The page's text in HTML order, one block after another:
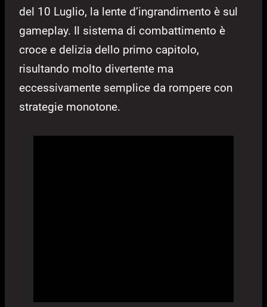
del 10 Luglio, la lente d’ingrandimento è sul
gameplay. Il sistema di combattimento è
croce e delizia dello primo capitolo,
risultando molto divertente ma
eccessivamente semplice da rompere con
strategie monotone.